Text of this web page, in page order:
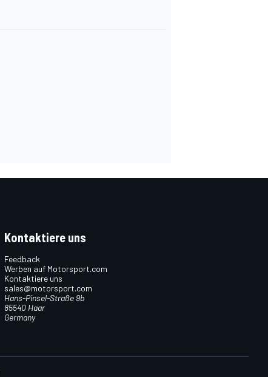
Kontaktiere uns
Feedback
Werben auf Motorsport.com
Kontaktiere uns
sales@motorsport.com
Hans-Pinsel-Straße 9b
85540 Haar
Germany